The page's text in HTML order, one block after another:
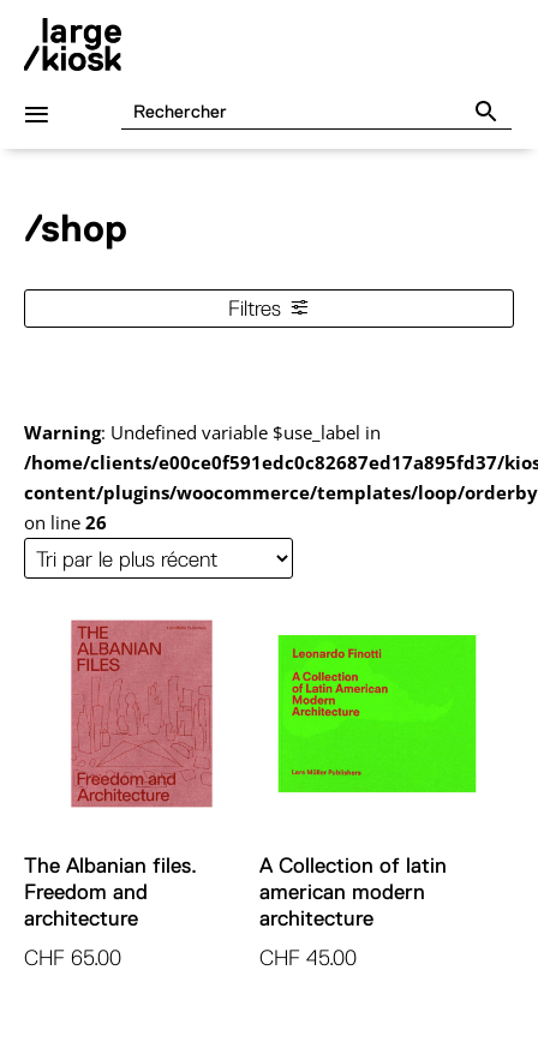
/shop
Filtres
Warning: Undefined variable $use_label in
/home/clients/e00ce0f591edc0c82687ed17a895fd37/
content/plugins/woocommerce/templates/loop/
on line 26
The Albanian files.
Freedom and
architecture
CHF 65.00
A Collection of latin
american modern
architecture
CHF 45.00